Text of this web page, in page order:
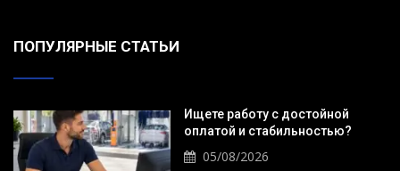
ПОПУЛЯРНЫЕ СТАТЬИ
Ищете работу с достойной
оплатой и стабильностью?
05/08/2026